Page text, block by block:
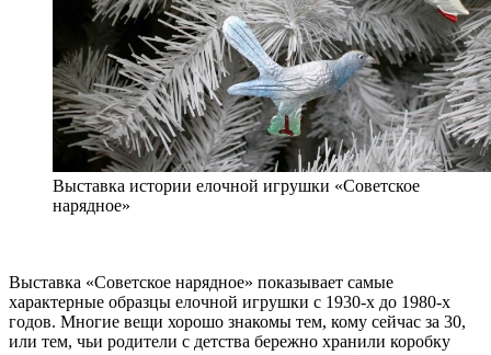
Выставка истории елочной игрушки «Советское
нарядное»
Выставка «Советское нарядное» показывает самые
характерные образцы елочной игрушки с 1930-х до 1980-х
годов. Многие вещи хорошо знакомы тем, кому сейчас за 30,
или тем, чьи родители с детства бережно хранили коробку